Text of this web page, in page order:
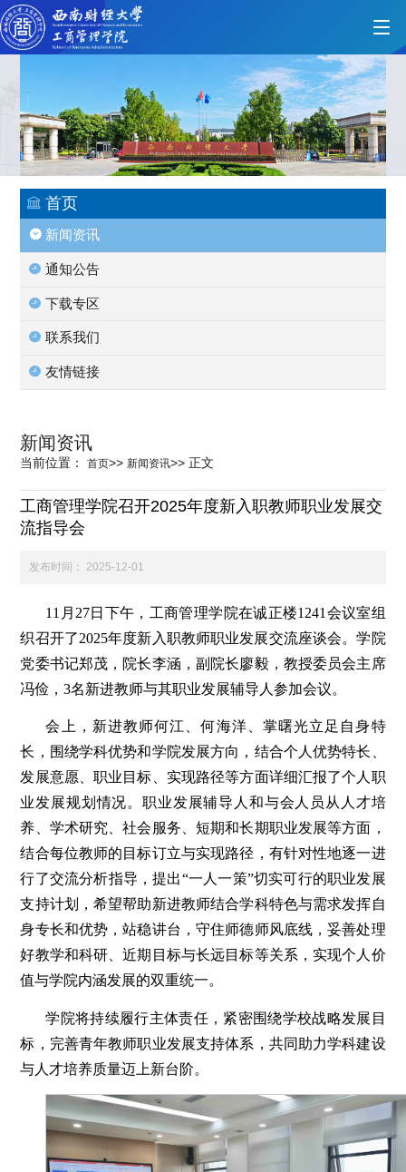
首页
学生发展
百年校庆
首页
新闻资讯
通知公告
下载专区
联系我们
友情链接
新闻资讯
当前位置：首页>> 新闻资讯>> 正文
工商管理学院召开2025年度新入职教师职业发展交
流指导会
发布时间： 2025-12-01
11月27日下午，工商管理学院在诚正楼1241会议室组
织召开了2025年度新入职教师职业发展交流座谈会。学院
党委书记郑茂，院长李涵，副院长廖毅，教授委员会主席
冯俭，3名新进教师与其职业发展辅导人参加会议。
会上，新进教师何江、何海洋、掌曙光立足自身特
长，围绕学科优势和学院发展方向，结合个人优势特长、
发展意愿、职业目标、实现路径等方面详细汇报了个人职
业发展规划情况。职业发展辅导人和与会人员从人才培
养、学术研究、社会服务、短期和长期职业发展等方面，
结合每位教师的目标订立与实现路径，有针对性地逐一进
行了交流分析指导，提出“一人一策”切实可行的职业发展
支持计划，希望帮助新进教师结合学科特色与需求发挥自
身专长和优势，站稳讲台，守住师德师风底线，妥善处理
好教学和科研、近期目标与长远目标等关系，实现个人价
值与学院内涵发展的双重统一。
学院将持续履行主体责任，紧密围绕学校战略发展目
标，完善青年教师职业发展支持体系，共同助力学科建设
与人才培养质量迈上新台阶。